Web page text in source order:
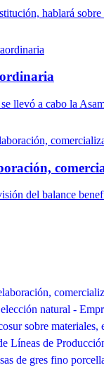
hablará
llevó a cabo la
del balance
natural -
sobre materiales,
Líneas de
de gres fino